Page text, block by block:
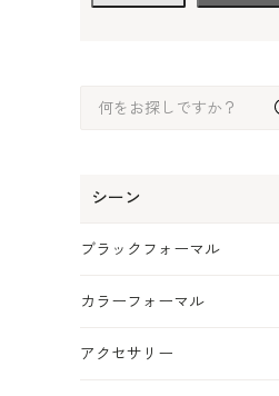
シーン
ブラックフォーマル
カラーフォーマル
アクセサリー